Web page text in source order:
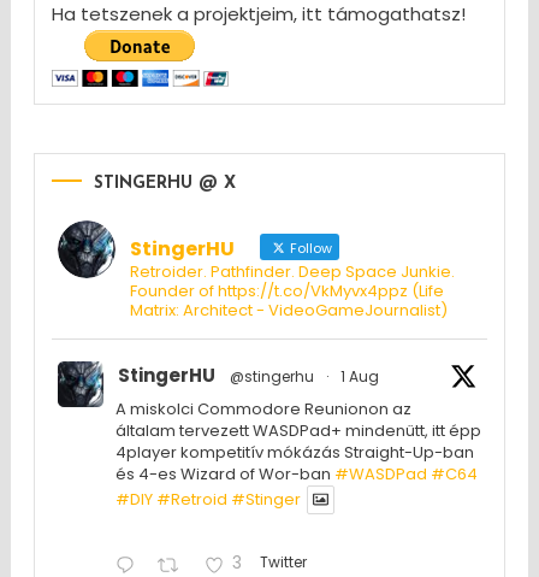
Ha tetszenek a projektjeim, itt támogathatsz!
STINGERHU @ X
StingerHU Follow
Retroider. Pathfinder. Deep Space Junkie.
Founder of https://t.co/VkMyvx4ppz (Life
Matrix: Architect - VideoGameJournalist)
StingerHU @stingerhu · 1 Aug
A miskolci Commodore Reunionon az
általam tervezett WASDPad+ mindenütt, itt épp
4player kompetitív mókázás Straight-Up-ban
és 4-es Wizard of Wor-ban #WASDPad #C64
#DIY #Retroid #Stinger
3 Twitter